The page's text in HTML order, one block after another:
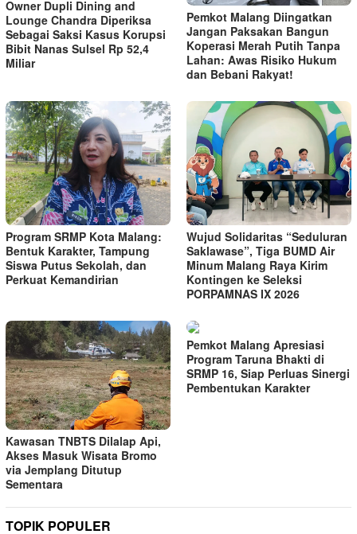
Owner Dupli Dining and
Lounge Chandra Diperiksa
Sebagai Saksi Kasus Korupsi
Bibit Nanas Sulsel Rp 52,4
Miliar
Pemkot Malang Diingatkan
Jangan Paksakan Bangun
Koperasi Merah Putih Tanpa
Lahan: Awas Risiko Hukum
dan Bebani Rakyat!
Program SRMP Kota Malang:
Bentuk Karakter, Tampung
Siswa Putus Sekolah, dan
Perkuat Kemandirian
Wujud Solidaritas “Seduluran
Saklawase”, Tiga BUMD Air
Minum Malang Raya Kirim
Kontingen ke Seleksi
PORPAMNAS IX 2026
Kawasan TNBTS Dilalap Api,
Akses Masuk Wisata Bromo
via Jemplang Ditutup
Sementara
Pemkot Malang Apresiasi
Program Taruna Bhakti di
SRMP 16, Siap Perluas Sinergi
Pembentukan Karakter
TOPIK POPULER